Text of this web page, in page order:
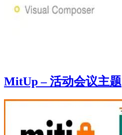
MitUp – 活动会议主题